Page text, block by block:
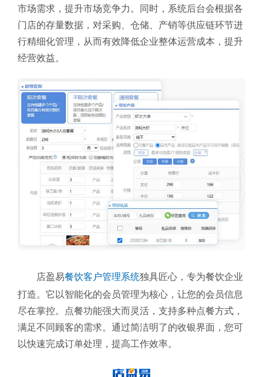
市场需求，提升市场竞争力。同时，系统后台会根据各
门店的存量数据，对采购、仓储、产销等供应链环节进
行精细化管理，从而有效降低企业整体运营成本，提升
经营效益。
店盈易餐饮客户管理系统独具匠心，专为餐饮企业
打造。它以智能化的会员管理为核心，让您的会员信息
尽在掌控。点餐功能强大而灵活，支持多种点餐方式，
满足不同顾客的需求。通过简洁明了的收银界面，您可
以快速完成订单处理，提高工作效率。